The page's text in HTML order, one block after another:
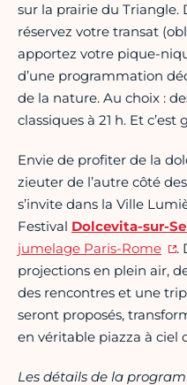
sur la prairie du Triangle.
réservez votre transat
apportez votre pique-
d’une programmation
de la nature. Au choix :
classiques à 21 h. Et c’est
Envie de profiter de la
zieuter de l’autre côté
s’invite dans la Ville
Festival Dolcevita-sur-
jumelage Paris-Rome
.
projections en plein air,
des rencontres et une
seront proposés,
en véritable piazza à ciel
Les détails de la